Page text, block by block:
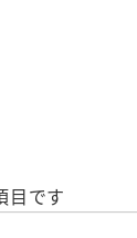
目です